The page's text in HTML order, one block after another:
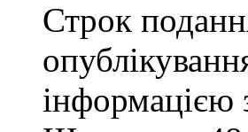
Строк
інформацією